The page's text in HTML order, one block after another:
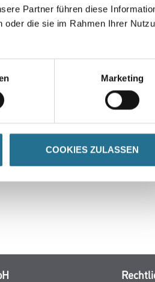
Partner führen diese
oder die sie im Rahmen Ihrer
Marketing
COOKIES ZULASSEN
Sie sich inspirieren.